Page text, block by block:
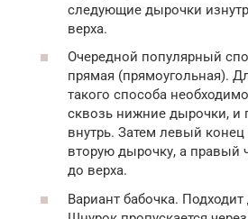
следующие дырочки
верха.
Очередной популярный
прямая (прямоугольная).
такого способа
сквозь нижние дырочки, и
внутрь. Затем левый конец
вторую дырочку, а правый
до верха.
Вариант бабочка.